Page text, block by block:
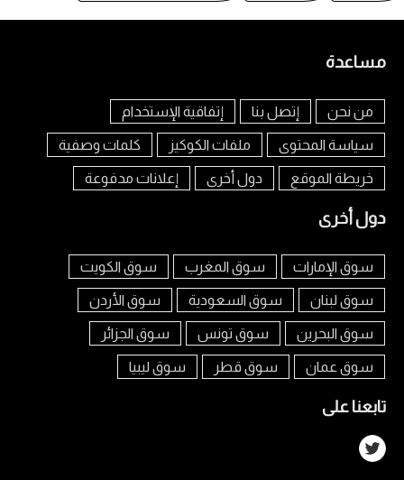
مساعدة
من نحن إتصل بنا إتفاقية الإستخدام
سياسة المحتوى ملفات الكوكيز كلمات وصفية
خريطة الموقع دول أخرى إعلانات مدفوعة
دول أخرى
سوق الإمارات سوق المغرب سوق الكويت
سوق لبنان سوق السعودية سوق الأردن
سوق البحرين سوق تونس سوق الجزائر
سوق عمان سوق قطر سوق ليبيا
تابعنا على